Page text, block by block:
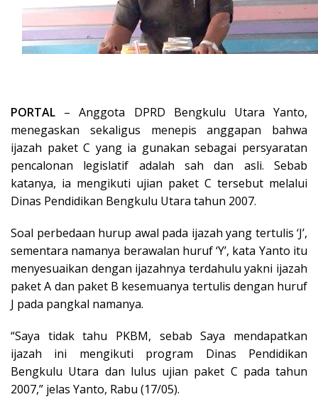
PORTAL – Anggota DPRD Bengkulu Utara Yanto,
menegaskan sekaligus menepis anggapan bahwa
ijazah paket C yang ia gunakan sebagai persyaratan
pencalonan legislatif adalah sah dan asli. Sebab
katanya, ia mengikuti ujian paket C tersebut melalui
Dinas Pendidikan Bengkulu Utara tahun 2007.
Soal perbedaan hurup awal pada ijazah yang tertulis ‘J’,
sementara namanya berawalan huruf ‘Y’, kata Yanto itu
menyesuaikan dengan ijazahnya terdahulu yakni ijazah
paket A dan paket B kesemuanya tertulis dengan huruf
J pada pangkal namanya.
“Saya tidak tahu PKBM, sebab Saya mendapatkan
ijazah ini mengikuti program Dinas Pendidikan
Bengkulu Utara dan lulus ujian paket C pada tahun
2007,” jelas Yanto, Rabu (17/05).